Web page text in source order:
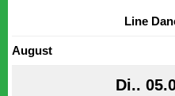
Line
August
Di..